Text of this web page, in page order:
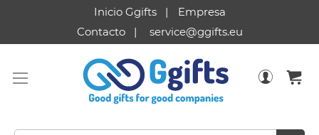
Inicio Ggifts
Empresa
Contacto
service@ggifts.eu